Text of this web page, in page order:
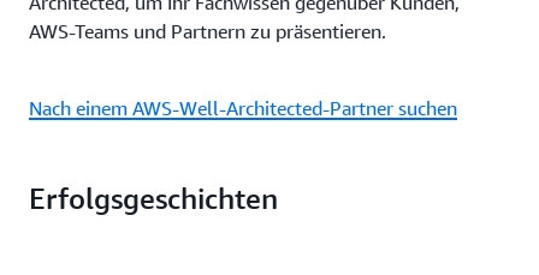
AWS-Teams und Partnern zu präsentieren.
Nach einem AWS-Well-Architected-Partner suchen
Erfolgsgeschichten